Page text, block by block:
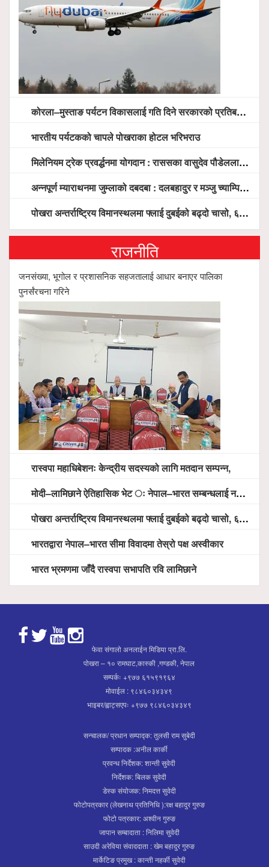
कोरला–मुस्ताङ पर्यटन विकासलाई गति दिने सरकारको प्रतिबद्धता, स्थानीय सरोकारवालासँग व्यापक छलफल
भारतीय पर्यटकको चापले पोखराका होटल भरिभराउ
मिलेनियम ट्रेक प्रवर्द्धनमा योगदान : राससका वासुदेव पौडेललाई ‘मिलेनियम ट्रेक अवार्ड’ प्रदान गरिने
अन्नपूर्ण म्याराथनमा जुम्लाको दबदबा : दलबहादुर र मञ्जु च्याम्पियन, नगदसहित भव्य सम्मान
पोखरा अन्तर्राष्ट्रिय विमानस्थलमा फ्लाई दुबईको बढ्दो चासो, ६ घण्टा लामो प्राविधिक निरीक्षणपछि दैनिक उडानको ढोका खुल्दै
राजनीति
जनसंख्या, भूगोल र प्रशासनिक सहजतालाई आधार बनाएर पालिका
पुनर्संरचना गरिने
रास्वपा महाधिबेशनः केन्द्रीय सदस्यको लागि मतदान सम्पन्न,
मोदी–लामिछाने ऐतिहासिक भेट ः नेपाल–भारत सम्बन्धलाई नयाँ उचाइमा पु¥याउने साझा प्रतिबद्धता
पोखरा अन्तर्राष्ट्रिय विमानस्थलमा फ्लाई दुबईको बढ्दो चासो, ६ घण्टा लामो प्राविधिक निरीक्षणपछि दैनिक उडानको ढोका खुल्दै
भारतद्वारा नेपाल–भारत सीमा विवादमा तेस्रो पक्ष अस्वीकार
भारत भ्रमणमा जाँदै रास्वपा सभापति रवि लामिछाने
फेवा संगालो अनलाईन मिडिया प्रा.लि.
पोखरा – १० रामघाट,कास्की ,गण्डकी, नेपाल
सम्पर्कः +९७७ ६१५९१९६४
मोवाईल : ९८४६०३४३४९
भाइबर/ह्वाट्सएपः +९७७ ९८४६०३४३४९
सन्चालक/ प्रधान सम्पाद्क: तुलसी राम सुबेदी
सम्पादक :अनील कार्की
प्रवन्ध निर्देशक: शान्ती सुवेदी
निर्देशक: बिलक सुवेदी
डेस्क संयोजक: निमदत्त सुवेदी
फोटोपत्रकार (लेखनाथ प्रतिनिधि ):रक्ष बहादुर गुरुङ
फोटो पत्रकार: अश्वीन गुरुङ
जापान सम्बादाता : निलिमा सुवेदी
साउदी अरेविया संवाददाता : खेम बहादुर गुरुङ
मार्केटिङ प्रमुख : कान्ती नहर्की सुवेदी